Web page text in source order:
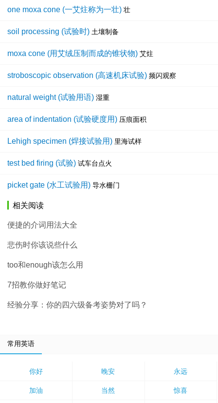
one moxa cone (一艾炷称为一壮) 壮
soil processing (试验时) 土壤制备
moxa cone (用艾绒压制而成的锥状物) 艾炷
stroboscopic observation (高速机床试验) 频闪观察
natural weight (试验用语) 湿重
area of indentation (试验硬度用) 压痕面积
Lehigh specimen (焊接试验用) 里海试样
test bed firing (试验) 试车台点火
picket gate (水工试验用) 导水栅门
相关阅读
便捷的介词用法大全
悲伤时你该说些什么
too和enough该怎么用
7招教你做好笔记
经验分享：你的四六级备考姿势对了吗？
常用英语
你好 晚安 永远
加油 当然 惊喜